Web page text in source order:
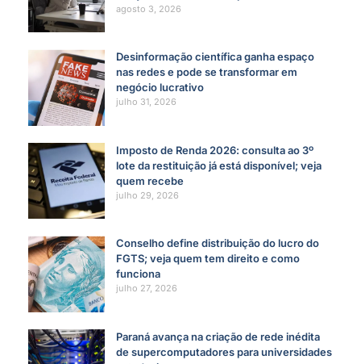
agosto 3, 2026
Desinformação científica ganha espaço
nas redes e pode se transformar em
negócio lucrativo
julho 31, 2026
Imposto de Renda 2026: consulta ao 3º
lote da restituição já está disponível; veja
quem recebe
julho 29, 2026
Conselho define distribuição do lucro do
FGTS; veja quem tem direito e como
funciona
julho 27, 2026
Paraná avança na criação de rede inédita
de supercomputadores para universidades